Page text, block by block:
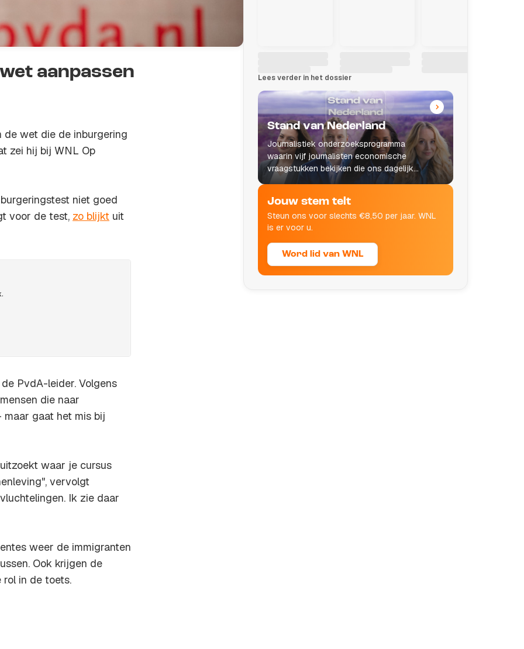
aanpassen
wet die de inburgering
zei hij bij WNL Op
niet goed
voor de test, zo blijkt uit
PvdA-leider. Volgens
die naar
maar gaat het mis bij
waar je cursus
vervolgt
Ik zie daar
weer de immigranten
Ook krijgen de
rol in de toets.
Lees verder in het dossier
Stand van Nederland
Journalistiek onderzoeksprogramma
waarin vijf journalisten economische
vraagstukken bekijken die ons dagelijks
leven raken.
Jouw stem telt
Steun ons voor slechts €8,50 per jaar. WNL
is er voor u.
Word lid van WNL